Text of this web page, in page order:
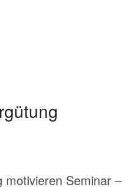
motivieren Seminar –